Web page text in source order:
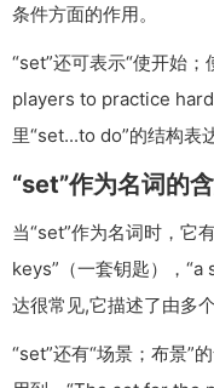
条件方面的作用。
“set”还可表示“使开始
players to practice
里“set...to do”的结构表
“set”作为名词的
当“set”作为名词时，它
keys”（一套钥匙），
达很常见,它描述了由多
“set”还有“场景；布景”